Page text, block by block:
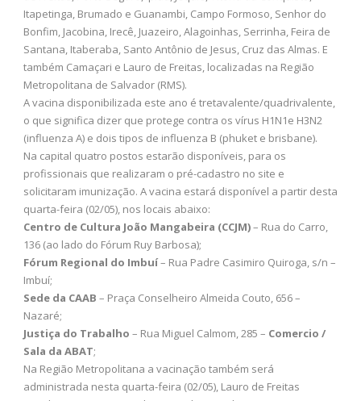
Itapetinga, Brumado e Guanambi, Campo Formoso, Senhor do
Bonfim, Jacobina, Irecê, Juazeiro, Alagoinhas, Serrinha, Feira de
Santana, Itaberaba, Santo Antônio de Jesus, Cruz das Almas. E
também Camaçari e Lauro de Freitas, localizadas na Região
Metropolitana de Salvador (RMS).
A vacina disponibilizada este ano é tretavalente/quadrivalente,
o que significa dizer que protege contra os vírus H1N1e H3N2
(influenza A) e dois tipos de influenza B (phuket e brisbane).
Na capital quatro postos estarão disponíveis, para os
profissionais que realizaram o pré-cadastro no site e
solicitaram imunização. A vacina estará disponível a partir desta
quarta-feira (02/05), nos locais abaixo:
Centro de Cultura João Mangabeira (CCJM)– Rua do Carro,
136 (ao lado do Fórum Ruy Barbosa);
Fórum Regional do Imbuí– Rua Padre Casimiro Quiroga, s/n –
Imbuí;
Sede da CAAB – Praça Conselheiro Almeida Couto, 656 –
Nazaré;
Justiça do Trabalho – Rua Miguel Calmom, 285 – Comercio /
Sala da ABAT;
Na Região Metropolitana a vacinação também será
administrada nesta quarta-feira (02/05), Lauro de Freitas